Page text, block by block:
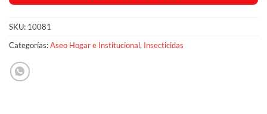
SKU: 10081
Categorías:Aseo Hogar e Institucional, Insecticidas